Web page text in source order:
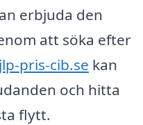
erbjuda den
att söka efter
pris-cib.se kan
och hitta
flytt.